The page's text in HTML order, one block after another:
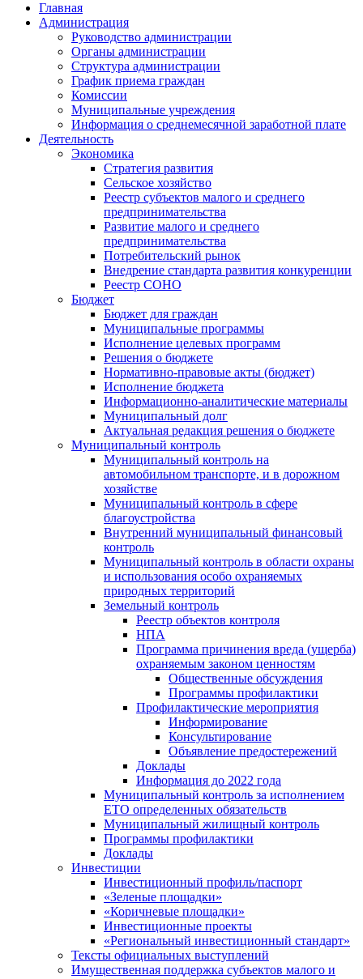
Главная
Администрация
Руководство администрации
Органы администрации
Структура администрации
График приема граждан
Комиссии
Муниципальные учреждения
Информация о среднемесячной заработной плате
Деятельность
Экономика
Стратегия развития
Сельское хозяйство
Реестр субъектов малого и среднего
предпринимательства
Развитие малого и среднего
предпринимательства
Потребительский рынок
Внедрение стандарта развития конкуренции
Реестр СОНО
Бюджет
Бюджет для граждан
Муниципальные программы
Исполнение целевых программ
Решения о бюджете
Нормативно-правовые акты (бюджет)
Исполнение бюджета
Информационно-аналитические материалы
Муниципальный долг
Актуальная редакция решения о бюджете
Муниципальный контроль
Муниципальный контроль на
автомобильном транспорте, и в дорожном
хозяйстве
Муниципальный контроль в сфере
благоустройства
Внутренний муниципальный финансовый
контроль
Муниципальный контроль в области охраны
и использования особо охраняемых
природных территорий
Земельный контроль
Реестр объектов контроля
НПА
Программа причинения вреда (ущерба)
охраняемым законом ценностям
Общественные обсуждения
Программы профилактики
Профилактические мероприятия
Информирование
Консультирование
Объявление предостережений
Доклады
Информация до 2022 года
Муниципальный контроль за исполнением
ЕТО определенных обязательств
Муниципальный жилищный контроль
Программы профилактики
Доклады
Инвестиции
Инвестиционный профиль/паспорт
«Зеленые площадки»
«Коричневые площадки»
Инвестиционные проекты
«Региональный инвестиционный стандарт»
Тексты официальных выступлений
Имущественная поддержка субъектов малого и